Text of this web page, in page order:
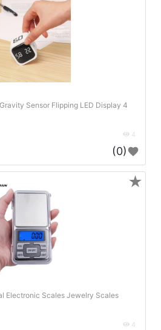
Sensor Flipping LED Display 4
4
(0)
Electronic Scales Jewelry Scales
4
★